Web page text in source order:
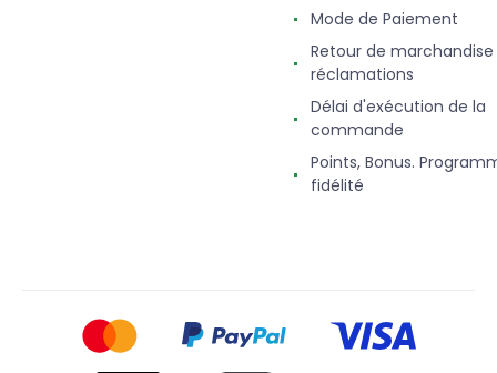
Mode de Paiement
Retour de
réclamations
Délai d'exécution de la
commande
Points, Bonus.
fidélité